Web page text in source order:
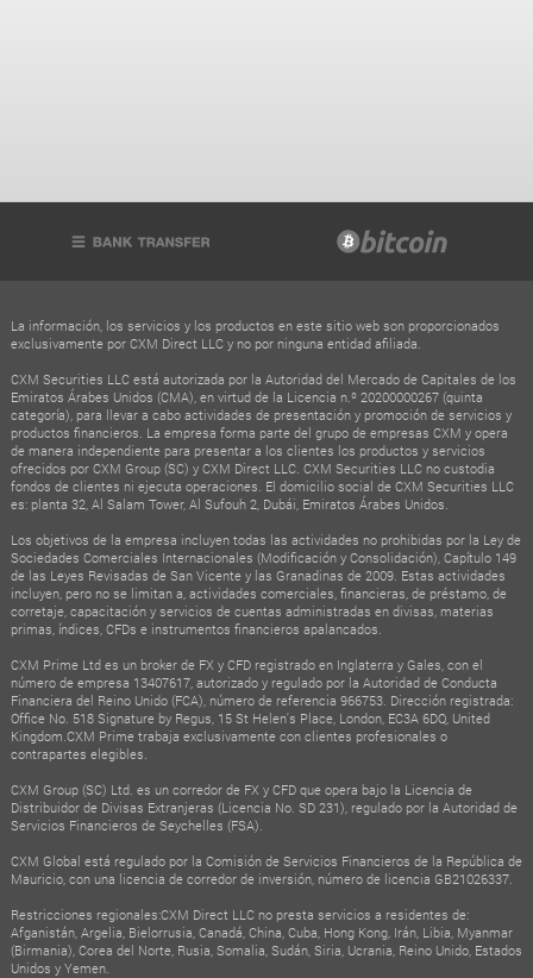
La información, los servicios y los productos en este sitio web son proporcionados
exclusivamente por CXM Direct LLC y no por ninguna entidad afiliada.
CXM Securities LLC está autorizada por la Autoridad del Mercado de Capitales de los
Emiratos Árabes Unidos (CMA), en virtud de la Licencia n.º 20200000267 (quinta
categoría), para llevar a cabo actividades de presentación y promoción de servicios y
productos financieros. La empresa forma parte del grupo de empresas CXM y opera
de manera independiente para presentar a los clientes los productos y servicios
ofrecidos por CXM Group (SC) y CXM Direct LLC. CXM Securities LLC no custodia
fondos de clientes ni ejecuta operaciones. El domicilio social de CXM Securities LLC
es: planta 32, Al Salam Tower, Al Sufouh 2, Dubái, Emiratos Árabes Unidos.
Los objetivos de la empresa incluyen todas las actividades no prohibidas por la Ley de
Sociedades Comerciales Internacionales (Modificación y Consolidación), Capítulo 149
de las Leyes Revisadas de San Vicente y las Granadinas de 2009. Estas actividades
incluyen, pero no se limitan a, actividades comerciales, financieras, de préstamo, de
corretaje, capacitación y servicios de cuentas administradas en divisas, materias
primas, índices, CFDs e instrumentos financieros apalancados.
CXM Prime Ltd es un broker de FX y CFD registrado en Inglaterra y Gales, con el
número de empresa 13407617, autorizado y regulado por la Autoridad de Conducta
Financiera del Reino Unido (FCA), número de referencia 966753. Dirección registrada:
Office No. 518 Signature by Regus, 15 St Helen's Place, London, EC3A 6DQ, United
Kingdom.CXM Prime trabaja exclusivamente con clientes profesionales o
contrapartes elegibles.
CXM Group (SC) Ltd. es un corredor de FX y CFD que opera bajo la Licencia de
Distribuidor de Divisas Extranjeras (Licencia No. SD 231), regulado por la Autoridad de
Servicios Financieros de Seychelles (FSA).
CXM Global está regulado por la Comisión de Servicios Financieros de la República de
Mauricio, con una licencia de corredor de inversión, número de licencia GB21026337.
Restricciones regionales:CXM Direct LLC no presta servicios a residentes de:
Afganistán, Argelia, Bielorrusia, Canadá, China, Cuba, Hong Kong, Irán, Libia, Myanmar
(Birmania), Corea del Norte, Rusia, Somalia, Sudán, Siria, Ucrania, Reino Unido, Estados
Unidos y Yemen.